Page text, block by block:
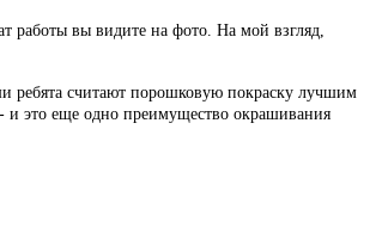
работы вы видите на фото. На мой взгляд,
ребята считают порошковую покраску лучшим
- и это еще одно преимущество окрашивания